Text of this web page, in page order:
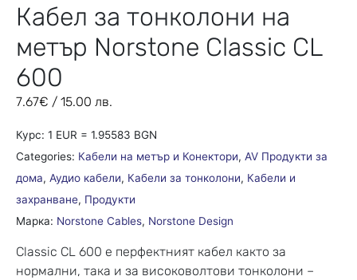
Кабел за тонколони на
метър Norstone Classic CL
600
7.67€ / 15.00 лв.
Курс: 1 EUR = 1.95583 BGN
Categories: Кабели на метър и Конектори, AV Продукти за
дома, Аудио кабели, Кабели за тонколони, Кабели и
захранване, Продукти
Марка: Norstone Cables, Norstone Design
Classic CL 600 е перфектният кабел както за
нормални, така и за високоволтови тонколони –